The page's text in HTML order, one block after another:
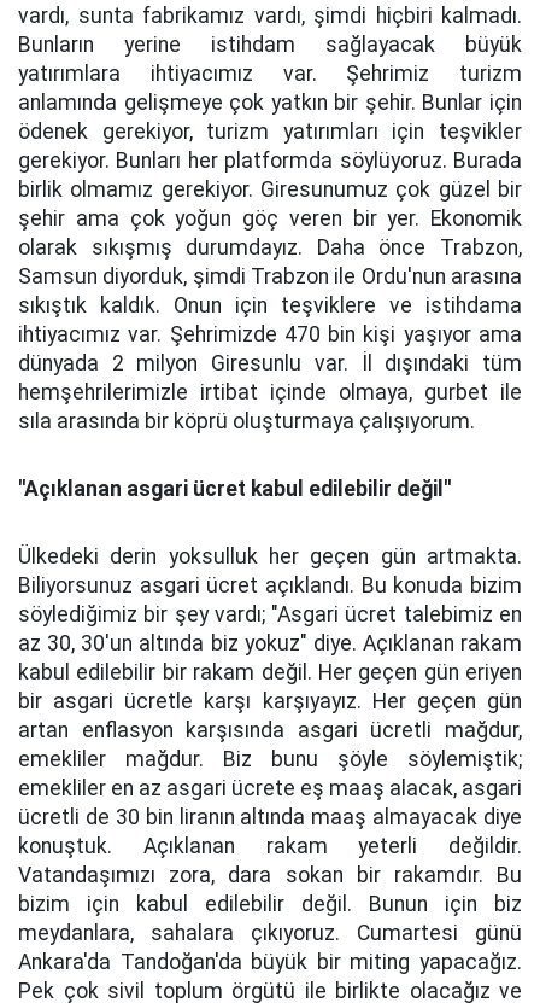
vardı, sunta fabrikamız vardı, şimdi hiçbiri kalmadı.
Bunların yerine istihdam sağlayacak büyük
yatırımlara ihtiyacımız var. Şehrimiz turizm
anlamında gelişmeye çok yatkın bir şehir. Bunlar için
ödenek gerekiyor, turizm yatırımları için teşvikler
gerekiyor. Bunları her platformda söylüyoruz. Burada
birlik olmamız gerekiyor. Giresunumuz çok güzel bir
şehir ama çok yoğun göç veren bir yer. Ekonomik
olarak sıkışmış durumdayız. Daha önce Trabzon,
Samsun diyorduk, şimdi Trabzon ile Ordu'nun arasına
sıkıştık kaldık. Onun için teşviklere ve istihdama
ihtiyacımız var. Şehrimizde 470 bin kişi yaşıyor ama
dünyada 2 milyon Giresunlu var. İl dışındaki tüm
hemşehrilerimizle irtibat içinde olmaya, gurbet ile
sıla arasında bir köprü oluşturmaya çalışıyorum.
''Açıklanan asgari ücret kabul edilebilir değil''
Ülkedeki derin yoksulluk her geçen gün artmakta.
Biliyorsunuz asgari ücret açıklandı. Bu konuda bizim
söylediğimiz bir şey vardı; "Asgari ücret talebimiz en
az 30, 30'un altında biz yokuz" diye. Açıklanan rakam
kabul edilebilir bir rakam değil. Her geçen gün eriyen
bir asgari ücretle karşı karşıyayız. Her geçen gün
artan enflasyon karşısında asgari ücretli mağdur,
emekliler mağdur. Biz bunu şöyle söylemiştik;
emekliler en az asgari ücrete eş maaş alacak, asgari
ücretli de 30 bin liranın altında maaş almayacak diye
konuştuk. Açıklanan rakam yeterli değildir.
Vatandaşımızı zora, dara sokan bir rakamdır. Bu
bizim için kabul edilebilir değil. Bunun için biz
meydanlara, sahalara çıkıyoruz. Cumartesi günü
Ankara'da Tandoğan'da büyük bir miting yapacağız.
Pek çok sivil toplum örgütü ile birlikte olacağız ve